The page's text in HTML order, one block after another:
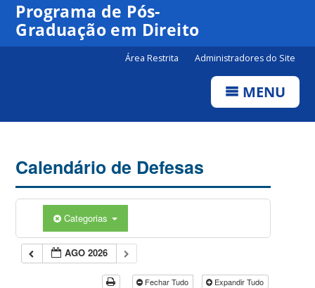
Programa de Pós-
Graduação em Direito
Área Restrita Administradores do Site
MENU
Calendário de Defesas
Categorias
AGO 2026
Fechar Tudo Expandir Tudo